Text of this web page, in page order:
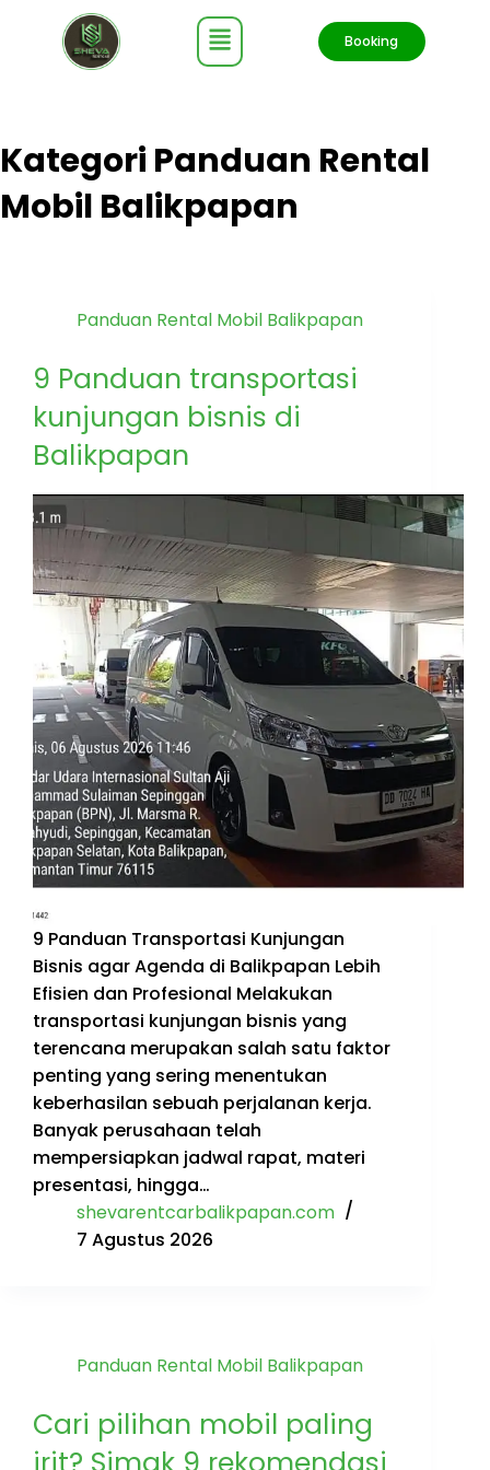
Booking
Kategori Panduan Rental
Mobil Balikpapan
Panduan Rental Mobil Balikpapan
9 Panduan transportasi
kunjungan bisnis di
Balikpapan
9 Panduan Transportasi Kunjungan
Bisnis agar Agenda di Balikpapan Lebih
Efisien dan Profesional Melakukan
transportasi kunjungan bisnis yang
terencana merupakan salah satu faktor
penting yang sering menentukan
keberhasilan sebuah perjalanan kerja.
Banyak perusahaan telah
mempersiapkan jadwal rapat, materi
presentasi, hingga…
shevarentcarbalikpapan.com
7 Agustus 2026
Panduan Rental Mobil Balikpapan
Cari pilihan mobil paling